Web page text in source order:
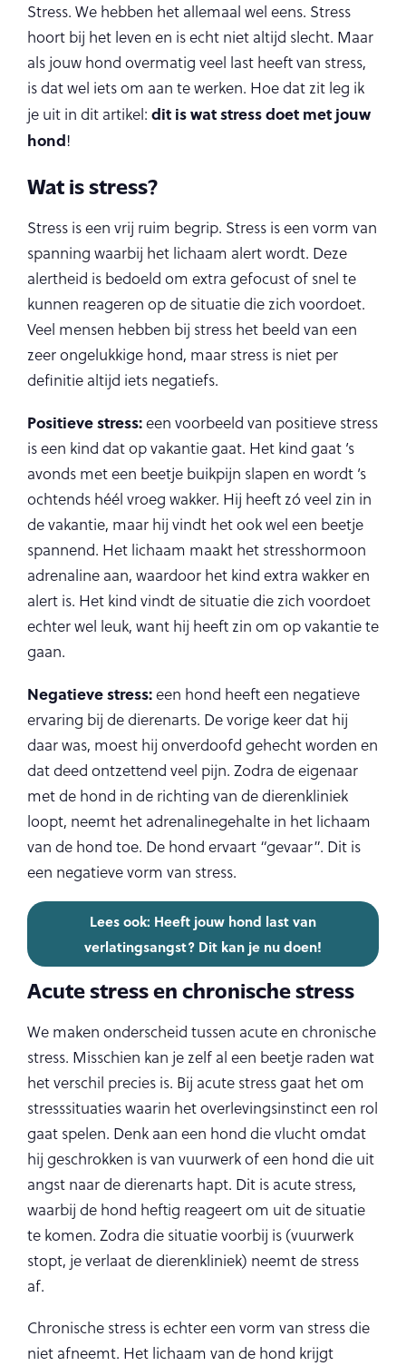
Stress. We hebben het allemaal wel eens. Stress
hoort bij het leven en is echt niet altijd slecht. Maar
als jouw hond overmatig veel last heeft van stress,
is dat wel iets om aan te werken. Hoe dat zit leg ik
je uit in dit artikel: dit is wat stress doet met jouw
hond!
Wat is stress?
Stress is een vrij ruim begrip. Stress is een vorm van
spanning waarbij het lichaam alert wordt. Deze
alertheid is bedoeld om extra gefocust of snel te
kunnen reageren op de situatie die zich voordoet.
Veel mensen hebben bij stress het beeld van een
zeer ongelukkige hond, maar stress is niet per
definitie altijd iets negatiefs.
Positieve stress:een voorbeeld van positieve stress
is een kind dat op vakantie gaat. Het kind gaat ’s
avonds met een beetje buikpijn slapen en wordt ’s
ochtends héél vroeg wakker. Hij heeft zó veel zin in
de vakantie, maar hij vindt het ook wel een beetje
spannend. Het lichaam maakt het stresshormoon
adrenaline aan, waardoor het kind extra wakker en
alert is. Het kind vindt de situatie die zich voordoet
echter wel leuk, want hij heeft zin om op vakantie te
gaan.
Negatieve stress:een hond heeft een negatieve
ervaring bij de dierenarts. De vorige keer dat hij
daar was, moest hij onverdoofd gehecht worden en
dat deed ontzettend veel pijn. Zodra de eigenaar
met de hond in de richting van de dierenkliniek
loopt, neemt het adrenalinegehalte in het lichaam
van de hond toe. De hond ervaart “gevaar”. Dit is
een negatieve vorm van stress.
Lees ook: Heeft jouw hond last van
verlatingsangst? Dit kan je nu doen!
Acute stress en chronische stress
We maken onderscheid tussen acute en chronische
stress. Misschien kan je zelf al een beetje raden wat
het verschil precies is. Bij acute stress gaat het om
stresssituaties waarin het overlevingsinstinct een rol
gaat spelen. Denk aan een hond die vlucht omdat
hij geschrokken is van vuurwerk of een hond die uit
angst naar de dierenarts hapt. Dit is acute stress,
waarbij de hond heftig reageert om uit de situatie
te komen. Zodra die situatie voorbij is (vuurwerk
stopt, je verlaat de dierenkliniek) neemt de stress
af.
Chronische stress is echter een vorm van stress die
niet afneemt. Het lichaam van de hond krijgt